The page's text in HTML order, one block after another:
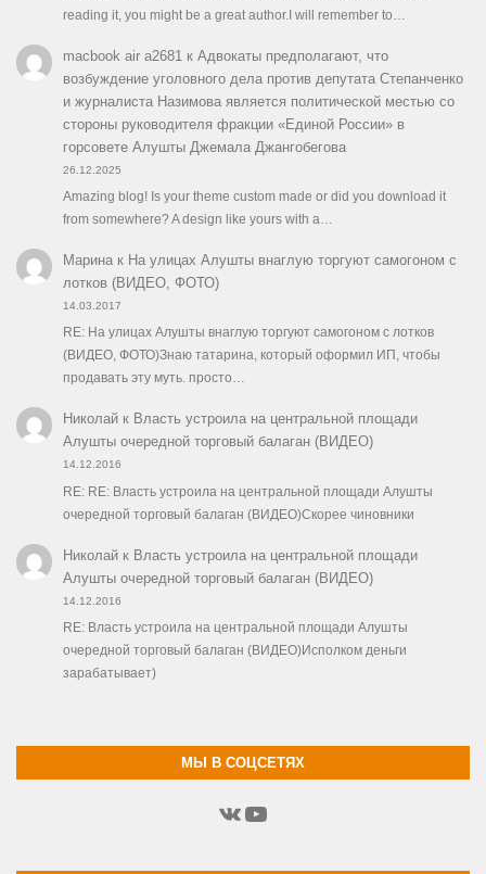
reading it, you might be a great author.I will remember to…
macbook air a2681 к Адвокаты предполагают, что
возбуждение уголовного дела против депутата Степанченко
и журналиста Назимова является политической местью со
стороны руководителя фракции «Единой России» в
горсовете Алушты Джемала Джангобегова
26.12.2025
Amazing blog! Is your theme custom made or did you download it
from somewhere? A design like yours with a…
Маринак На улицах Алушты внаглую торгуют самогоном с
лотков (ВИДЕО, ФОТО)
14.03.2017
RE: На улицах Алушты внаглую торгуют самогоном с лотков
(ВИДЕО, ФОТО)Знаю татарина, который оформил ИП, чтобы
продавать эту муть. просто…
Николайк Власть устроила на центральной площади
Алушты очередной торговый балаган (ВИДЕО)
14.12.2016
RE: RE: Власть устроила на центральной площади Алушты
очередной торговый балаган (ВИДЕО)Скорее чиновники
Николайк Власть устроила на центральной площади
Алушты очередной торговый балаган (ВИДЕО)
14.12.2016
RE: Власть устроила на центральной площади Алушты
очередной торговый балаган (ВИДЕО)Исполком деньги
зарабатывает)
МЫ В СОЦСЕТЯХ
ВКонтакте
YouTube